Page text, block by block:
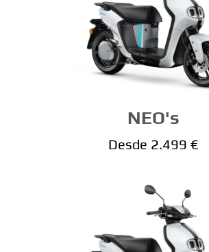
NEO's
Desde 2.499 €